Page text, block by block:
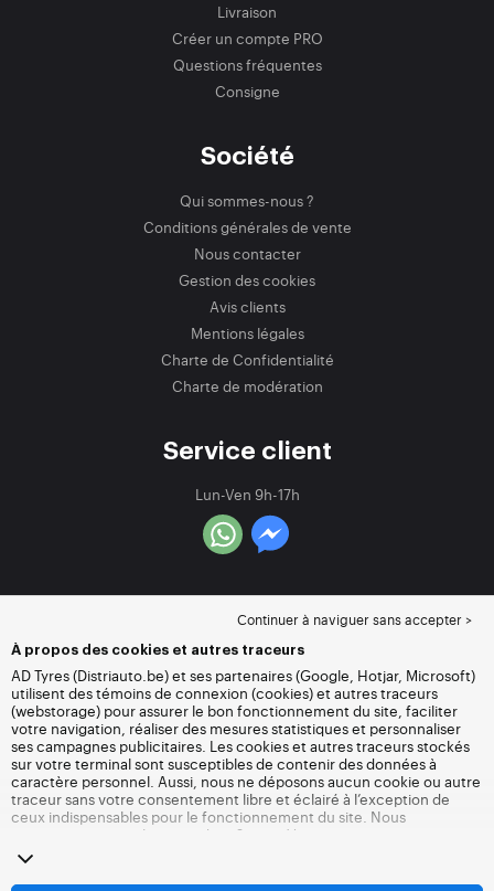
Livraison
Créer un compte PRO
Questions fréquentes
Consigne
Société
Qui sommes-nous ?
Conditions générales de vente
Nous contacter
Gestion des cookies
Avis clients
Mentions légales
Charte de Confidentialité
Charte de modération
Service client
Lun-Ven 9h-17h
Continuer à naviguer sans accepter >
À propos des cookies et autres traceurs
AD Tyres (Distriauto.be) et ses partenaires (Google, Hotjar, Microsoft)
utilisent des témoins de connexion (cookies) et autres traceurs
(webstorage) pour assurer le bon fonctionnement du site, faciliter
votre navigation, réaliser des mesures statistiques et personnaliser
ses campagnes publicitaires. Les cookies et autres traceurs stockés
sur votre terminal sont susceptibles de contenir des données à
caractère personnel. Aussi, nous ne déposons aucun cookie ou autre
traceur sans votre consentement libre et éclairé à l’exception de
ceux indispensables pour le fonctionnement du site. Nous
conservons votre choix pendant 6 mois. Vous pouvez retirer votre
consentement à tout moment en vous rendant sur la
autres traceurs
accepter le dépôt de cookies ou autres traceurs. Le refus ne fait pas